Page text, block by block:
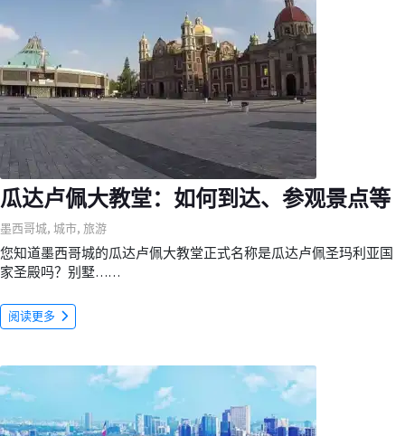
瓜达卢佩大教堂：如何到达、参观景点等
墨西哥城, 城市, 旅游
您知道墨西哥城的瓜达卢佩大教堂正式名称是瓜达卢佩圣玛利亚国
家圣殿吗？别墅……
阅读更多